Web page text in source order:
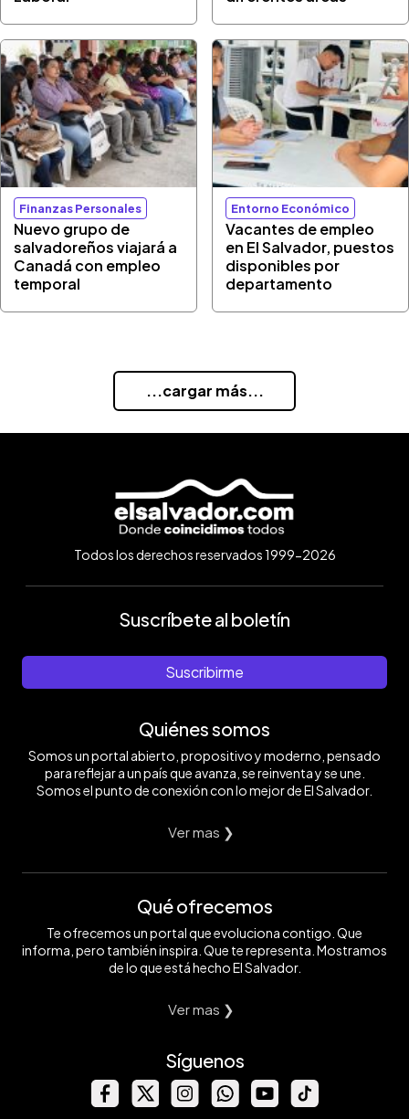
Finanzas Personales
Nuevo grupo de
salvadoreños viajará a
Canadá con empleo
temporal
Entorno Económico
Vacantes de empleo
en El Salvador, puestos
disponibles por
departamento
...cargar más...
Todos los derechos reservados 1999-2026
Suscríbete al boletín
Suscribirme
Quiénes somos
Somos un portal abierto, propositivo y moderno, pensado
para reflejar a un país que avanza, se reinventa y se une.
Somos el punto de conexión con lo mejor de El Salvador.
Ver mas ❯
Qué ofrecemos
Te ofrecemos un portal que evoluciona contigo. Que
informa, pero también inspira. Que te representa. Mostramos
de lo que está hecho El Salvador.
Ver mas ❯
Síguenos